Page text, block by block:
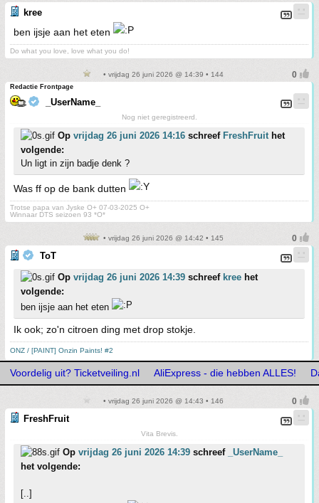
kree
ben ijsje aan het eten
Do what you love, love what you do!
• vrijdag 26 juni 2026 @ 14:39 • 144
Redactie Frontpage
_UserName_
Nog niet geregistreerd.
Op vrijdag 26 juni 2026 14:16 schreef FreshFruithet
volgende:
Un ligt in zijn badje denk ?
Was ff op de bank dutten
Trotse papa van Jyske O+ 07-03-2025 O+
Winnaar DTS seizoen 93 *O*
• vrijdag 26 juni 2026 @ 14:42 • 145
ToT
Op vrijdag 26 juni 2026 14:39 schreef kree het
volgende:
ben ijsje aan het eten
Ik ook; zo'n citroen ding met drop stokje.
ONZ / [PAINT] Onzin Paints! #2
Voordelig uit? Ticketveiling.nl AliExpress - die hebben ALLES!
• vrijdag 26 juni 2026 @ 14:43 • 146
FreshFruit
Vita Brevis.
Op vrijdag 26 juni 2026 14:39 schreef
_UserName_
het volgende:
[..]